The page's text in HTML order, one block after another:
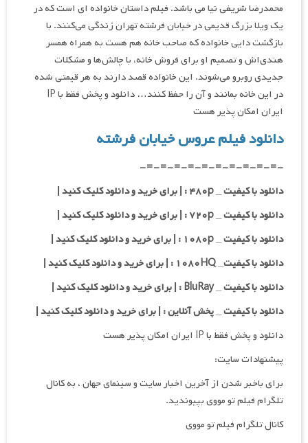
محمدرضا شریفی نیا می باشد. فیلم داستان خانواده ای است که در
یک ویلا بزرگ قدیمی در خیابان فرشته تهران زندگی می‌کنند. با
بازگشت دایی خانواده که صاحب خانه هم هست به همراه همسر
هندی‌اش و تصمیم او برای فروش خانه، با چالش‌ها و مشکلات
جدیدی روبرو می‌شوند. این خانواده قصد دارند به هر قیمتی شده
در این خانه بمانند و آن را حفظ کنند… دانلود و پخش فقط با IP
ایران امکان پذیر هست
دانلود فیلم عروس خیابان فرشته
-=-=-=-=-=-=-=-=-=-=-
دانلود با کیفیت _ ۴۸۰p : | برای خرید و دانلود کلیک کنید |
دانلود با کیفیت _ ۷۲۰p : | برای خرید و دانلود کلیک کنید |
دانلود با کیفیت _ ۱۰۸۰p : | برای خرید و دانلود کلیک کنید |
دانلود با کیفیت_ ۱۰۸۰HQ : | برای خرید و دانلود کلیک کنید |
دانلود با کیفیت _ BluRay : | برای خرید و دانلود کلیک کنید |
دانلود با کیفیت _ پخش آنلاین : | برای خرید و دانلود کلیک کنید |
دانلود و پخش فقط با IP ایران امکان پذیر هست
پیشنهادات سایت:
برای باخبر شدن از آخرین اخبار سایت و سینمای جهان ، به کانال
تلگرام فیلم تو مووی بپیوندید.
کانال تلگرام فیلم تو مووی